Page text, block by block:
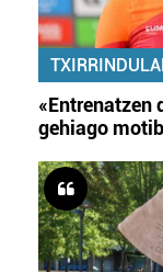
«Entrenatzen
gehiago